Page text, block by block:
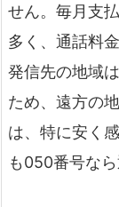
せん。毎月支
多く、通話料
発信先の地域
ため、遠方の
は、特に安く
も050番号な